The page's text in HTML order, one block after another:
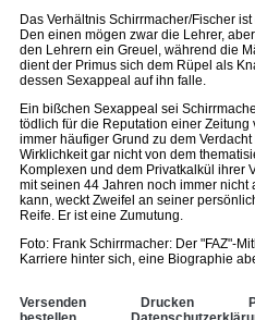
Das Verhältnis Schirrmacher/Fischer
Den einen mögen zwar die Lehrer,
den Lehrern ein Greuel, während die
dient der Primus sich dem Rüpel als
dessen Sexappeal auf ihn falle.
Ein bißchen Sexappeal sei
tödlich für die Reputation einer Zeitung
immer häufiger Grund zu dem
Wirklichkeit gar nicht von dem
Komplexen und dem Privatkalkül ihrer
mit seinen 44 Jahren noch immer
kann, weckt Zweifel an seiner
Reife. Er ist eine Zumutung.
Foto: Frank Schirrmacher: Der "FAZ"-
Karriere hinter sich, eine Biographie
Versenden Drucken